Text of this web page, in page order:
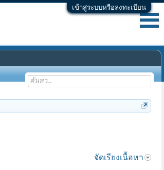
เข้าสู่ระบบหรือลงทะเบียน
จัดเรียงเนื้อหา